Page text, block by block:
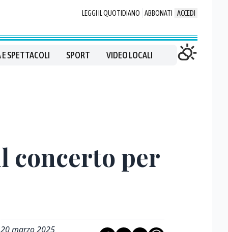
LEGGI IL QUOTIDIANO ABBONATI ACCEDI
SPETTACOLI SPORT VIDEO LOCALI
concerto per
20 marzo 2025